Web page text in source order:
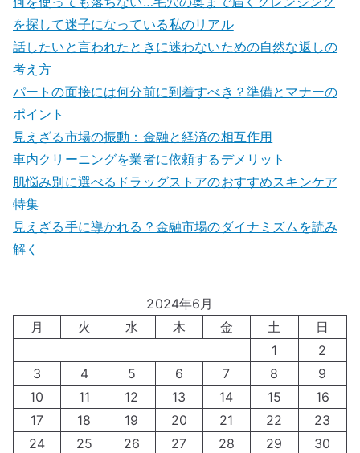
を探して迷子になっている私のリアル
話したいと言われたときに迷わないための自然な返しの
考え方
パートの面接には何分前に到着すべき？準備とマナーの
ポイント
見えざる市場の振動：金融と経済の相互作用
車内クリーニングを業者に依頼するデメリット
肌悩み別に選べるドラッグストアのおすすめスキンケア
特集
見えざる手に導かれる？金融市場のダイナミズムを読み
解く
2024年6月
月
火 水 木 金 土
日
1
2
3
4 5 6 7 8
9
10
11 12 13 14 15
16
17
18 19 20 21 22
23
24
25 26 27 28 29 30